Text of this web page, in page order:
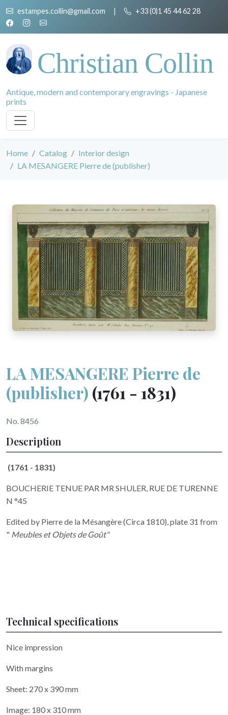
estampes.collin@gmail.com | +33 (0)1 45 44 62 28
Christian Collin
Antique, modern and contemporary engravings - Japanese
prints
Home Catalog
Interior design
LA MESANGERE Pierre de (publisher)
LA MESANGERE Pierre de
(publisher) (1761 - 1831)
No. 8456
Description
(1761 - 1831)
BOUCHERIE TENUE PAR MR SHULER, RUE DE TURENNE
N °45
Edited by Pierre de la Mésangère (Circa 1810), plate 31 from
" Meubles et Objets de Goût"
Technical specifications
Nice impression
With margins
Sheet: 270 x 390 mm
Image: 180 x 310 mm